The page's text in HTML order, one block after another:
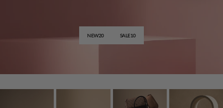
NEW20 SALE10